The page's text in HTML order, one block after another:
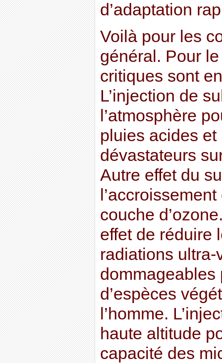
d’adaptation
Voilà pour les
général. Pour
critiques sont
L’injection de
l’atmosphère
pluies acides et
dévastateurs
Autre effet du
couche
effet de réduire
radiations
dommageables
d’espèces
l’homme.
haute altitude
capacité des